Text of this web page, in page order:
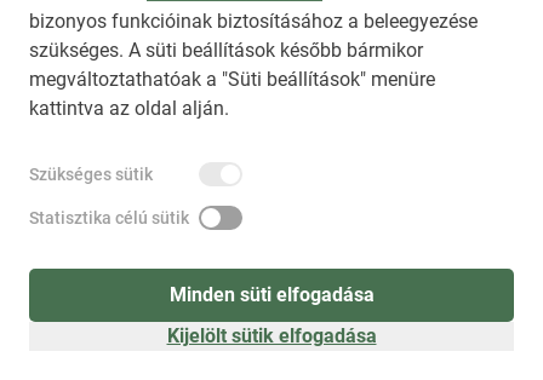
bizonyos funkcióinak biztosításához a beleegyezése
szükséges. A süti beállítások később bármikor
megváltoztathatóak a "Süti beállítások" menüre
kattintva az oldal alján.
Szükséges sütik
Statisztika célú sütik
Minden süti elfogadása
Kijelölt sütik elfogadása
HIRADO.HU MEDIAKLIKK.HU
M4SPORT.HU NEMZETISPORT.HU
NEMZETI KÖZLEMÉNYTÁR MEGRENDELÉS
AKADÁLYMENTESÍTÉSI NYILATKOZAT
SÚGÓ
Süti beállítások